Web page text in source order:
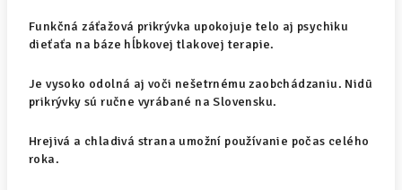
Funkčná záťažová prikrývka upokojuje telo aj psychiku
dieťaťa na báze hĺbkovej tlakovej terapie.
Je vysoko odolná aj voči nešetrnému zaobchádzaniu. Nidū
prikrývky sú ručne vyrábané na Slovensku.
Hrejivá a chladivá strana umožní používanie počas celého
roka.